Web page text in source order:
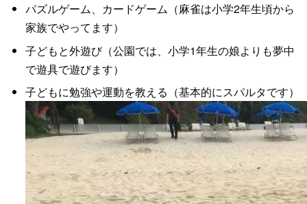
パズルゲーム、カードゲーム（麻雀は小学2年生頃から
家族でやってます）
子どもと外遊び（公園では、小学1年生の娘よりも夢中
で遊具で遊びます）
子どもに勉強や運動を教える（基本的にスパルタです）